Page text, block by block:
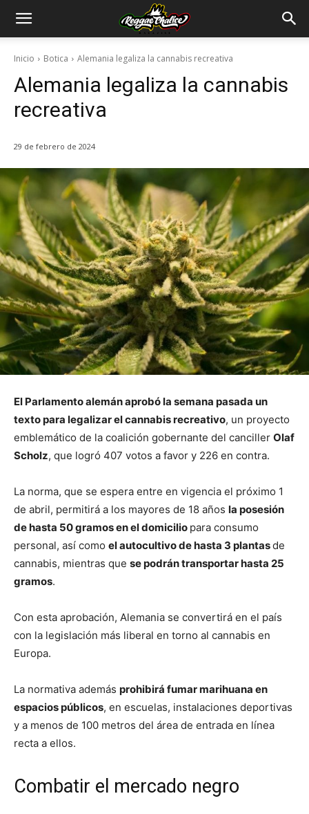
Inicio Botica Alemania legaliza la cannabis recreativa
Alemania legaliza la cannabis
recreativa
29 de febrero de 2024
El Parlamento alemán aprobó la semana pasada un
texto para legalizar el cannabis recreativo, un proyecto
emblemático de la coalición gobernante del canciller Olaf
Scholz, que logró 407 votos a favor y 226 en contra.
La norma, que se espera entre en vigencia el próximo 1
de abril, permitirá a los mayores de 18 años la posesión
de hasta 50 gramos en el domicilio para consumo
personal, así como el autocultivo de hasta 3 plantasde
cannabis, mientras que se podrán transportar hasta 25
gramos.
Con esta aprobación, Alemania se convertirá en el país
con la legislación más liberal en torno al cannabis en
Europa.
La normativa además prohibirá fumar marihuana en
espacios públicos, en escuelas, instalaciones deportivas
y a menos de 100 metros del área de entrada en línea
recta a ellos.
Combatir el mercado negro